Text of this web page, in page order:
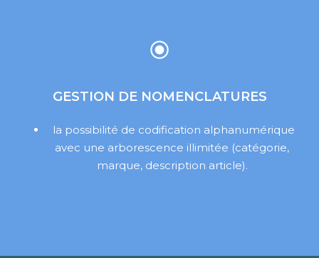
GESTION DE NOMENCLATURES
la possibilité de codification alphanumérique
avec une arborescence illimitée (catégorie,
marque, description article).